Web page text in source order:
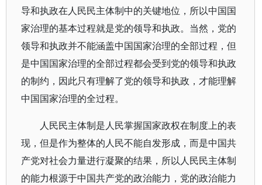
导和执政在人民民主体制中的关键地位，所以中国国
家治理的基本过程就是党的领导和执政。当然，党的
领导和执政并不能涵盖中国国家治理的全部过程，但
是中国国家治理的全部过程都会受到党的领导和执政
的制约，因此只有理解了党的领导和执政，才能理解
中国国家治理的全过程。
人民民主体制是人民掌握国家政权在制度上的表
现，但是作为整体的人民不能自发形成，而是中国共
产党对社会力量进行凝聚的结果，所以人民民主体制
的能力根源于中国共产党的政治能力，党的政治能力